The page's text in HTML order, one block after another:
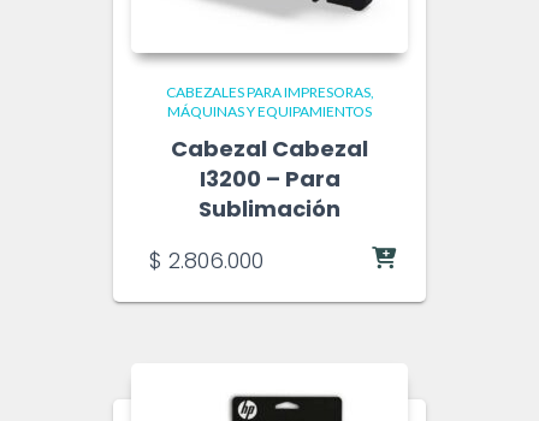
CABEZALES PARA IMPRESORAS
MÁQUINAS Y EQUIPAMIENTOS
Cabezal Cabezal
I3200 – Para
Sublimación
$ 2.806.000